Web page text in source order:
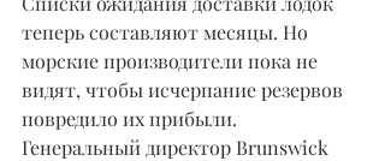
теперь составляют месяцы. Но
морские производители пока не
видят, чтобы исчерпание резервов
повредило их прибыли.
Генеральный директор Brunswick